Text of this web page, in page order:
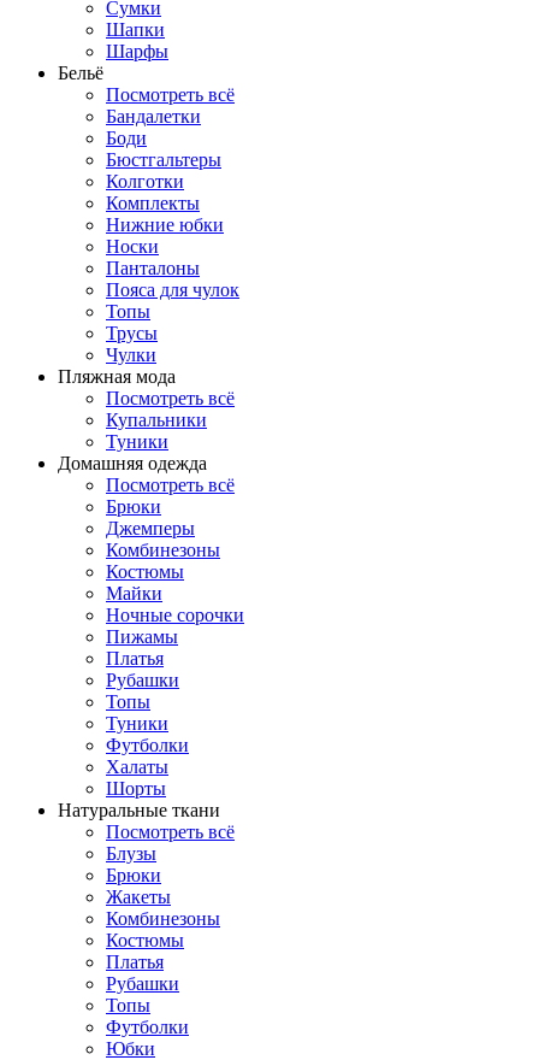
Сумки
Шапки
Шарфы
Бельё
Посмотреть всё
Бандалетки
Боди
Бюстгальтеры
Колготки
Комплекты
Нижние юбки
Носки
Панталоны
Поясa для чулок
Топы
Трусы
Чулки
Пляжная мода
Посмотреть всё
Купальники
Туники
Домашняя одежда
Посмотреть всё
Брюки
Джемперы
Комбинезоны
Костюмы
Майки
Ночные сорочки
Пижамы
Платья
Рубашки
Топы
Туники
Футболки
Халаты
Шорты
Натуральные ткани
Посмотреть всё
Блузы
Брюки
Жакеты
Комбинезоны
Костюмы
Платья
Рубашки
Топы
Футболки
Юбки